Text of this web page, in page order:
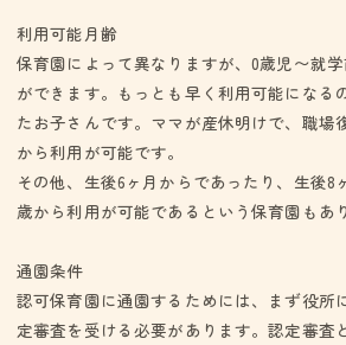
利用可能月齢
保育園によって異なりますが、0歳児〜就
ができます。もっとも早く利用可能になる
たお子さんです。ママが産休明けで、職場
から利用が可能です。
その他、生後6ヶ月からであったり、生後8
歳から利用が可能であるという保育園もあ
通園条件
認可保育園に通園するためには、まず役所
定審査を受ける必要があります。認定審査